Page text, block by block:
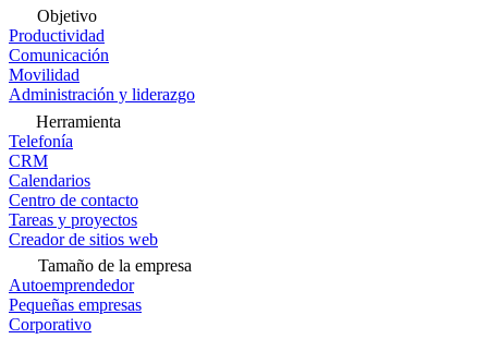
Objetivo
Productividad
Comunicación
Movilidad
Administración y liderazgo
Herramienta
Telefonía
CRM
Calendarios
Centro de contacto
Tareas y proyectos
Creador de sitios web
Tamaño de la empresa
Autoemprendedor
Pequeñas empresas
Corporativo